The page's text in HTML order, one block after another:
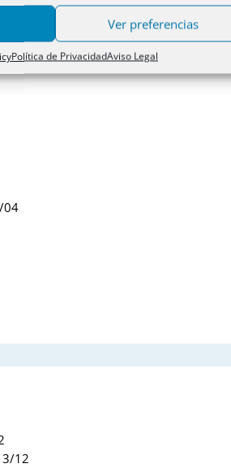
Ver preferencias
Política de PrivacidadAviso Legal
04
3/12